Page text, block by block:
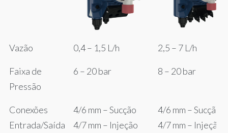
Vazão 0,4 – 1,5 L/h 2,5 – 7 L/h
Faixa de
Pressão
6 – 20 bar 8 – 20 bar
Conexões
Entrada/Saída
4/6 mm – Sucção
4/7 mm – Injeção
4/6 mm – Sucção
4/7 mm – Injeção